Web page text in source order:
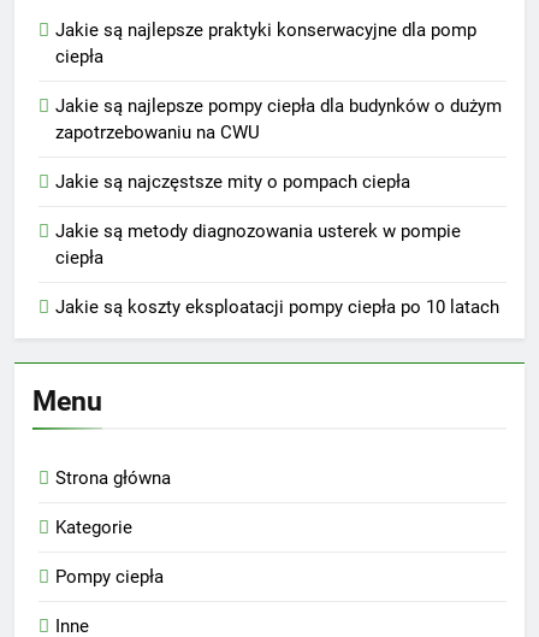
Jakie są najlepsze praktyki konserwacyjne dla pomp
ciepła
Jakie są najlepsze pompy ciepła dla budynków o dużym
zapotrzebowaniu na CWU
Jakie są najczęstsze mity o pompach ciepła
Jakie są metody diagnozowania usterek w pompie
ciepła
Jakie są koszty eksploatacji pompy ciepła po 10 latach
Menu
Strona główna
Kategorie
Pompy ciepła
Inne